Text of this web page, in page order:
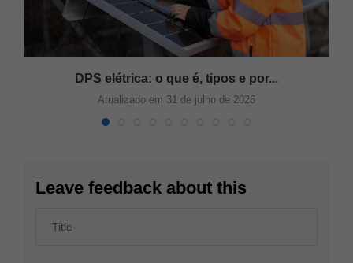
DPS elétrica: o que é, tipos e por...
Atualizado em 31 de julho de 2026
Leave feedback about this